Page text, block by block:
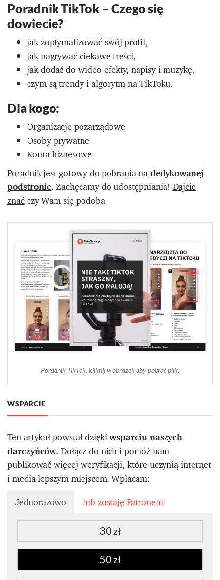
Poradnik TikTok – Czego się
dowiecie?
jak zoptymalizować swój profil,
jak nagrywać ciekawe treści,
jak dodać do wideo efekty, napisy i muzykę,
czym są trendy i algorytm na TikToku.
Dla kogo:
Organizacje pozarządowe
Osoby prywatne
Konta biznesowe
Poradnik jest gotowy do pobrania nadedykowanej
podstronie. Zachęcamy do udostępniania!Dajcie
znaćczy Wam się podoba
Poradnik TikTok, kliknij w obrazek aby pobrać plik.
WSPARCIE
Ten artykuł powstał dziękiwsparciu naszych
darczyńców. Dołącz do nich i pomóż nam
publikować więcej weryfikacji, które uczynią internet
i media lepszym miejscem. Wpłacam:
Jednorazowo
lub zostaję Patronem
30 zł
50 zł